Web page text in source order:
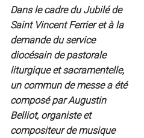
Dans le cadre du Jubilé de
Saint Vincent Ferrier età la
demande du service
diocésain de pastorale
liturgique et sacramentelle,
un commun de messe a été
composé par Augustin
Belliot, organiste et
compositeur de musique